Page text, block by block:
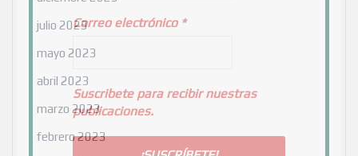
julio 2023
mayo 2023
abril 2023
marzo 2023
febrero 2023
Correo electrónico *
Suscribete para recibir nuestras
publicaciones.